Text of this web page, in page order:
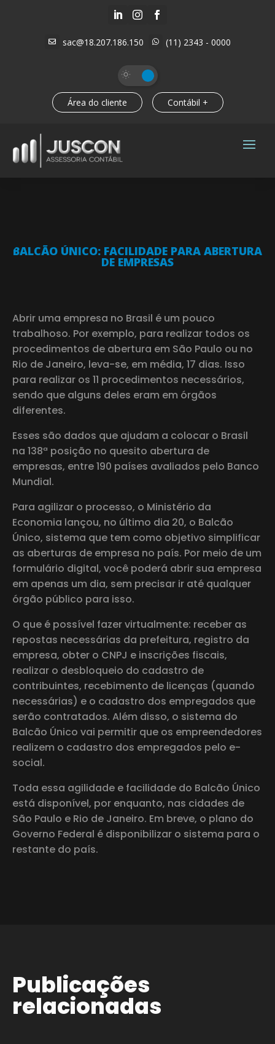
  
 sac@18.207.186.150  (11) 2343 - 0000
Área do cliente Contábil +
BALCÃO ÚNICO: FACILIDADE PARA ABERTURA
DE EMPRESAS
Abrir uma empresa no Brasil é um pouco
trabalhoso. Por exemplo, para realizar todos os
procedimentos de abertura em São Paulo ou no
Rio de Janeiro, leva-se, em média, 17 dias. Isso
para realizar os 11 procedimentos necessários,
sendo que alguns deles eram em órgãos
diferentes.
Esses são dados que ajudam a colocar o Brasil
na 138ª posição no quesito abertura de
empresas, entre 190 países avaliados pelo Banco
Mundial.
Para agilizar o processo, o Ministério da
Economia lançou, no último dia 20, o Balcão
Único, sistema que tem como objetivo simplificar
as aberturas de empresa no país. Por meio de um
formulário digital, você poderá abrir sua empresa
em apenas um dia, sem precisar ir até qualquer
órgão público para isso.
O que é possível fazer virtualmente: receber as
repostas necessárias da prefeitura, registro da
empresa, obter o CNPJ e inscrições fiscais,
realizar o desbloqueio do cadastro de
contribuintes, recebimento de licenças (quando
necessárias) e o cadastro dos empregados que
serão contratados. Além disso, o sistema do
Balcão Único vai permitir que os empreendedores
realizem o cadastro dos empregados pelo e-
social.
Toda essa agilidade e facilidade do Balcão Único
está disponível, por enquanto, nas cidades de
São Paulo e Rio de Janeiro. Em breve, o plano do
Governo Federal é disponibilizar o sistema para o
restante do país.
Publicações
relacionadas